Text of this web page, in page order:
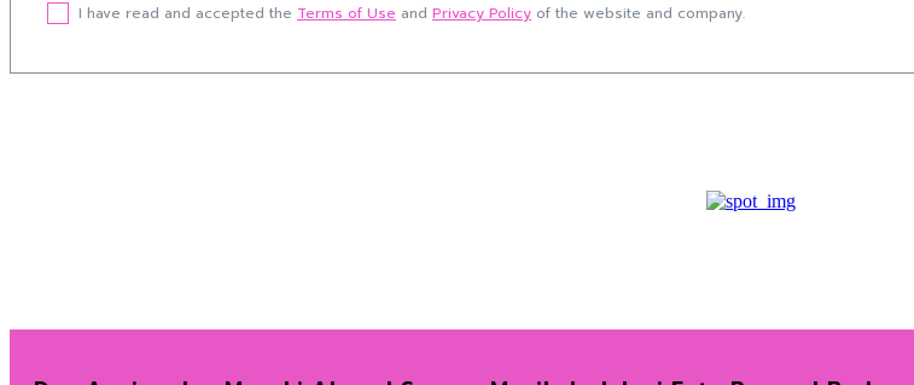
I have read and accepted the Terms of Use and Privacy Policy of the website and company.